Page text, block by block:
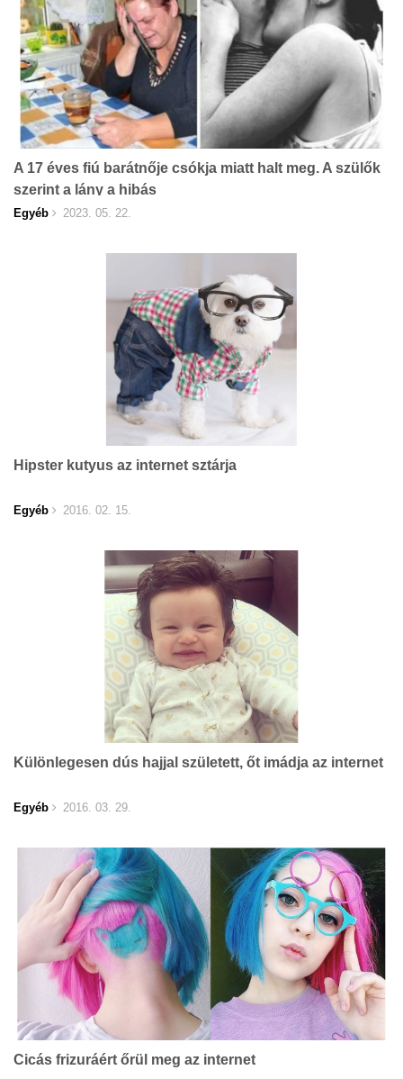
A 17 éves fiú barátnője csókja miatt halt meg. A szülők
szerint a lány a hibás
Egyéb 2023. 05. 22.
Hipster kutyus az internet sztárja
Egyéb 2016. 02. 15.
Különlegesen dús hajjal született, őt imádja az internet
Egyéb 2016. 03. 29.
Cicás frizuráért őrül meg az internet